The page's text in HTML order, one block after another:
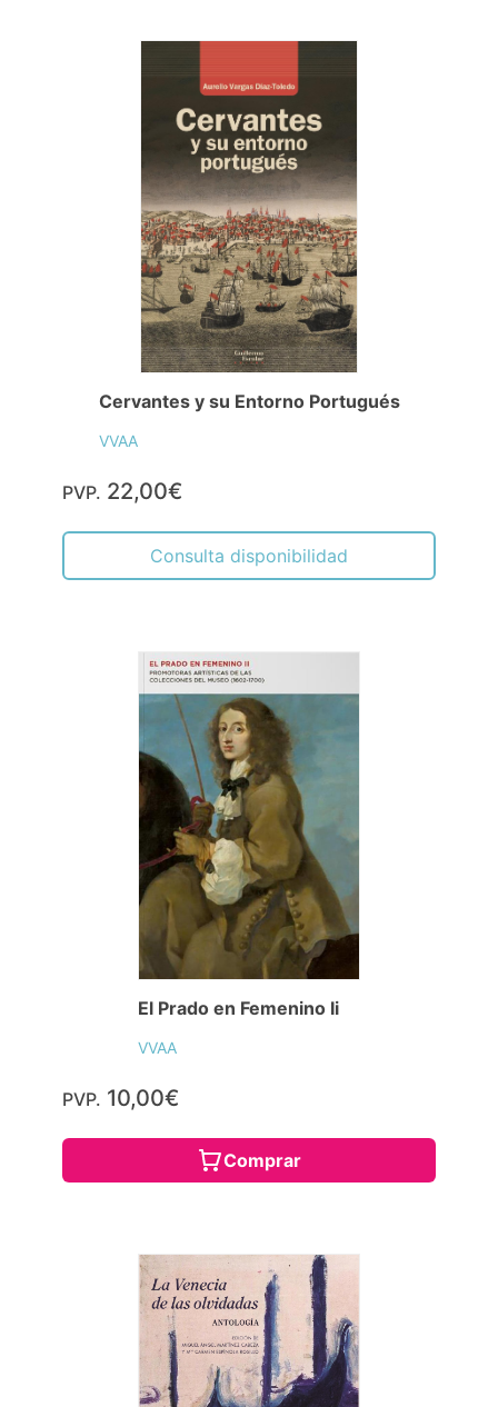
Cervantes y su Entorno Portugués
VVAA
PVP. 22,00€
Consulta disponibilidad
El Prado en Femenino Ii
VVAA
PVP. 10,00€
Comprar